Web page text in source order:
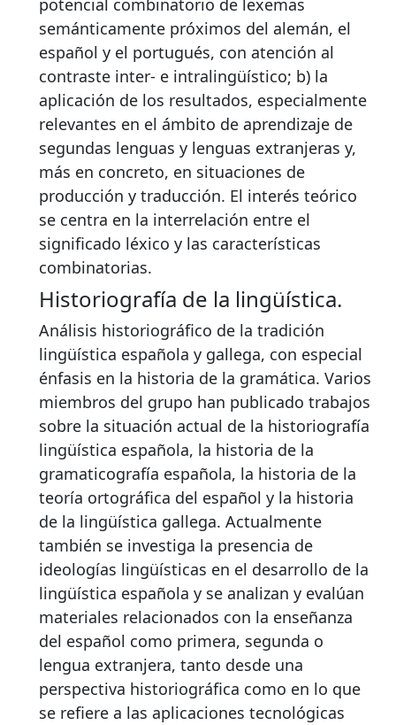
potencial combinatorio de lexemas
semánticamente próximos del alemán, el
español y el portugués, con atención al
contraste inter- e intralingüístico; b) la
aplicación de los resultados, especialmente
relevantes en el ámbito de aprendizaje de
segundas lenguas y lenguas extranjeras y,
más en concreto, en situaciones de
producción y traducción. El interés teórico
se centra en la interrelación entre el
significado léxico y las características
combinatorias.
Historiografía de la lingüística.
Análisis historiográfico de la tradición
lingüística española y gallega, con especial
énfasis en la historia de la gramática. Varios
miembros del grupo han publicado trabajos
sobre la situación actual de la historiografía
lingüística española, la historia de la
gramaticografía española, la historia de la
teoría ortográfica del español y la historia
de la lingüística gallega. Actualmente
también se investiga la presencia de
ideologías lingüísticas en el desarrollo de la
lingüística española y se analizan y evalúan
materiales relacionados con la enseñanza
del español como primera, segunda o
lengua extranjera, tanto desde una
perspectiva historiográfica como en lo que
se refiere a las aplicaciones tecnológicas